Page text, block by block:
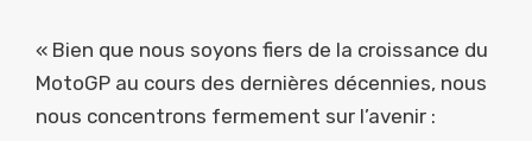
« Bien que nous soyons fiers de la croissance du
MotoGP au cours des dernières décennies, nous
nous concentrons fermement sur l’avenir :